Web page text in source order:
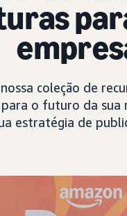
coleção de
para o futuro da sua
estratégia de